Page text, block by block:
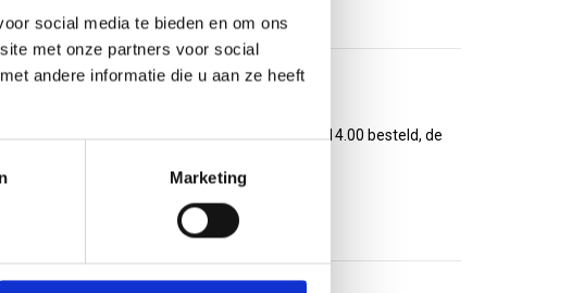
social media te bieden en om ons
met onze partners voor social
andere informatie die u aan ze heeft
Marketing
cm)
op 120 grams FSC gecertificeerd papier. Voor 14.00 besteld, de